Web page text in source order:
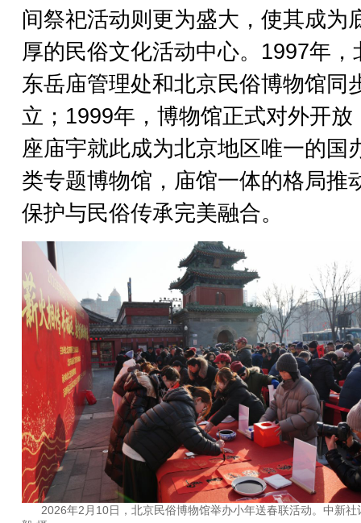
间祭祀活动则更为盛大，使其成为
厚的民俗文化活动中心。1997年，
东岳庙管理处和北京民俗博物馆同
立；1999年，博物馆正式对外开放
座庙宇就此成为北京地区唯一的国
类专题博物馆，庙馆一体的格局推
保护与民俗传承完美融合。
2026年2月10日，北京民俗博物馆举办小年送春联活动。中新社